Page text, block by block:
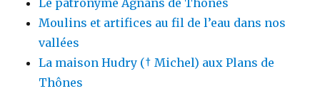
Le patronyme Agnans de Thônes
Moulins et artifices au fil de l’eau dans nos
vallées
La maison Hudry († Michel) aux Plans de
Thônes